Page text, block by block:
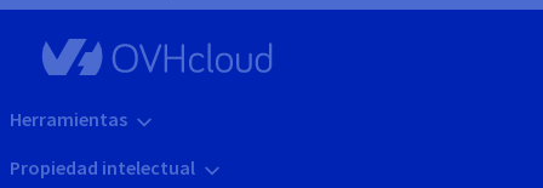
Herramientas
Propiedad intelectual